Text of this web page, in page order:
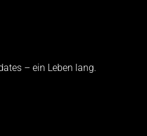
– ein Leben lang.